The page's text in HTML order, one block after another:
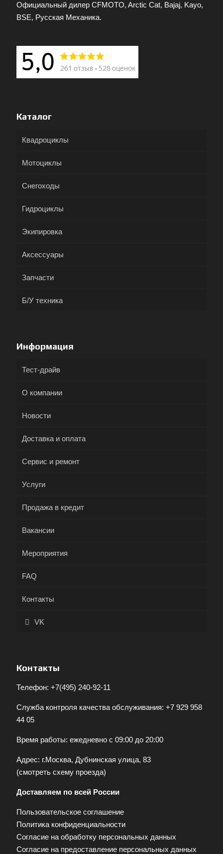
Официальный дилер CFMOTO, Arctic Cat, Bajaj, Kayo,
BSE, Русская Механика.
Каталог
Квадроциклы
Мотоциклы
Снегоходы
Гидроциклы
Экипировка
Аксессуары
Запчасти
Б/У техника
Информация
Тест-драйв
О компании
Новости
Доставка и оплата
Сервис и ремонт
Услуги
Продажа в кредит
Вакансии
Мероприятия
FAQ
Контакты
VK
Контакты
Телефон: +7(495) 240-92-11
Служба контроля качества обслуживания: +7 929 958
44 05
Время работы: ежедневно с 09:00 до 20:00
Адрес: г.Москва, Дубнинская улица, 83
(смотреть схему проезда)
Доставляем по всей России
Пользовательское соглашение
Политика конфиденциальности
Согласие на обработку персональных данных
Согласие на предоставление персональных данных